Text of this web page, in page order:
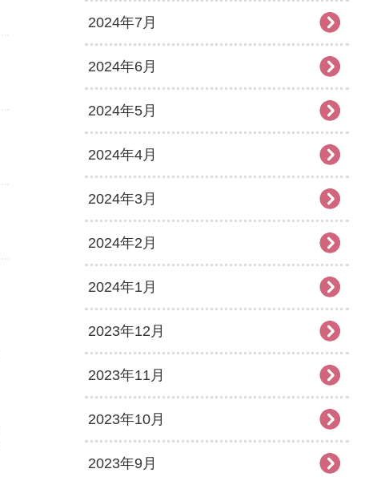
2024年7月
2024年6月
2024年5月
2024年4月
2024年3月
2024年2月
2024年1月
2023年12月
2023年11月
2023年10月
2023年9月